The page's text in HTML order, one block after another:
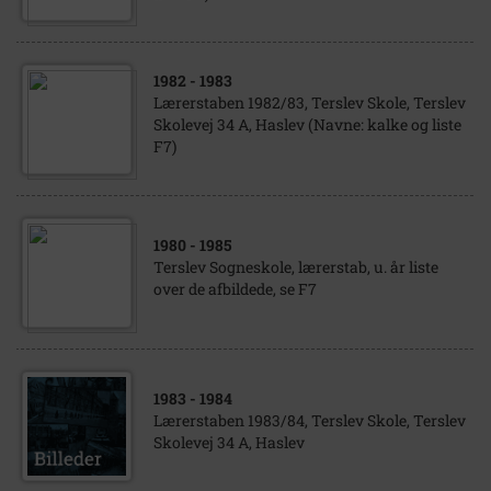
1982 - 1983
Lærerstaben 1982/83, Terslev Skole, Terslev
Skolevej 34 A, Haslev (Navne: kalke og liste
F7)
1980 - 1985
Terslev Sogneskole, lærerstab, u. år liste
over de afbildede, se F7
1983 - 1984
Lærerstaben 1983/84, Terslev Skole, Terslev
Skolevej 34 A, Haslev